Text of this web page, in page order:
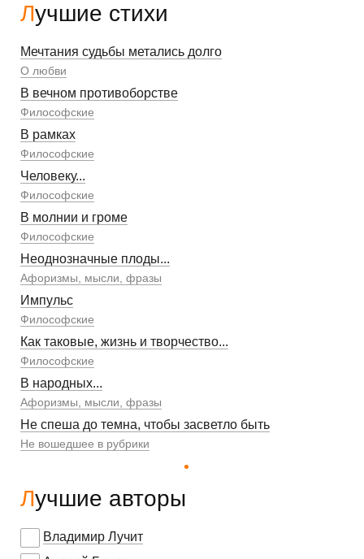
Лучшие стихи
Мечтания судьбы метались долго
О любви
В вечном противоборстве
Философские
В рамках
Философские
Человеку...
Философские
В молнии и громе
Философские
Неоднозначные плоды...
Афоризмы, мысли, фразы
Импульс
Философские
Как таковые, жизнь и творчество...
Философские
В народных...
Афоризмы, мысли, фразы
Не спеша до темна, чтобы засветло быть
Не вошедшее в рубрики
Лучшие авторы
Владимир Лучит